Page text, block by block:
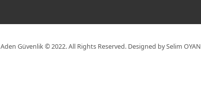
Aden Güvenlik © 2022. All Rights Reserved. Designed by Selim OYAN